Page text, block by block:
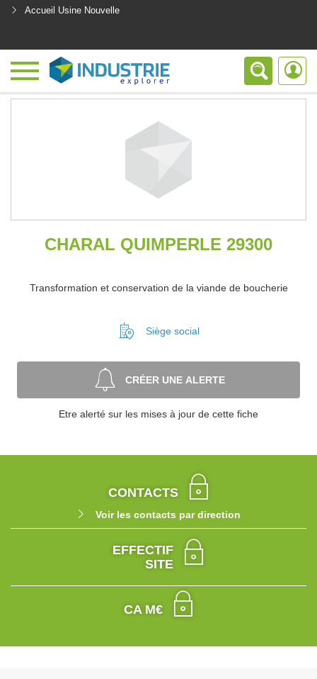
Accueil Usine Nouvelle
CHARAL QUIMPERLE 29300
Transformation et conservation de la viande de boucherie
Siège social
CRÉER UNE ALERTE
Etre alerté sur les mises à jour de cette fiche
CONTACTS
Voir les contacts par direction
EFFECTIF
SITE
CA M€